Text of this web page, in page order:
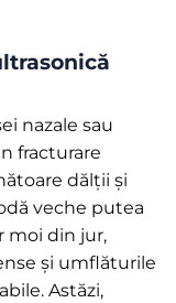
nazale sau
fracturare
dălții și
veche putea
moi din jur,
și umflăturile
Astăzi,